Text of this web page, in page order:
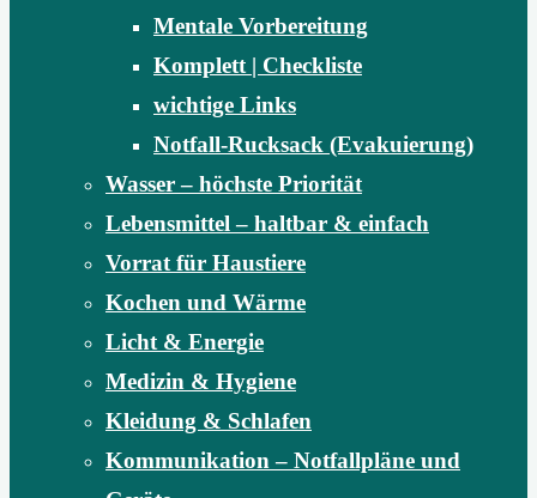
Mentale Vorbereitung
Komplett | Checkliste
wichtige Links
Notfall-Rucksack (Evakuierung)
Wasser – höchste Priorität
Lebensmittel – haltbar & einfach
Vorrat für Haustiere
Kochen und Wärme
Licht & Energie
Medizin & Hygiene
Kleidung & Schlafen
Kommunikation – Notfallpläne und